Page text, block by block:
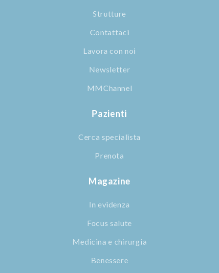
Strutture
Contattaci
Lavora con noi
Newsletter
MMChannel
Pazienti
Cerca specialista
Prenota
Magazine
In evidenza
Focus salute
Medicina e chirurgia
Benessere